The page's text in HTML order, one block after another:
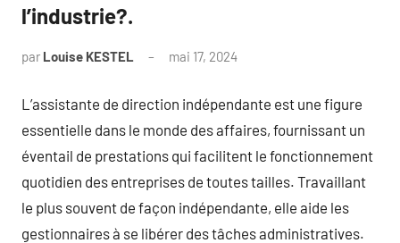
l’industrie?.
par Louise KESTEL mai 17, 2024
L’assistante de direction indépendante est une figure
essentielle dans le monde des affaires, fournissant un
éventail de prestations qui facilitent le fonctionnement
quotidien des entreprises de toutes tailles. Travaillant
le plus souvent de façon indépendante, elle aide les
gestionnaires à se libérer des tâches administratives.